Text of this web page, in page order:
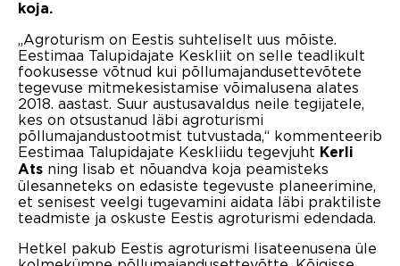
koja.
„Agroturism on Eestis suhteliselt uus mõiste.
Eestimaa Talupidajate Keskliit on selle teadlikult
fookusesse võtnud kui põllumajandusettevõtete
tegevuse mitmekesistamise võimalusena alates
2018. aastast. Suur austusavaldus neile tegijatele,
kes on otsustanud läbi agroturismi
põllumajandustootmist tutvustada,“ kommenteerib
Eestimaa Talupidajate Keskliidu tegevjuht Kerli
Ats ning lisab et nõuandva koja peamisteks
ülesanneteks on edasiste tegevuste planeerimine,
et senisest veelgi tugevamini aidata läbi praktiliste
teadmiste ja oskuste Eestis agroturismi edendada.
Hetkel pakub Eestis agroturismi lisateenusena üle